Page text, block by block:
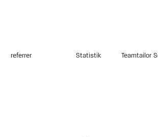
referrer Statistik Teamtailor